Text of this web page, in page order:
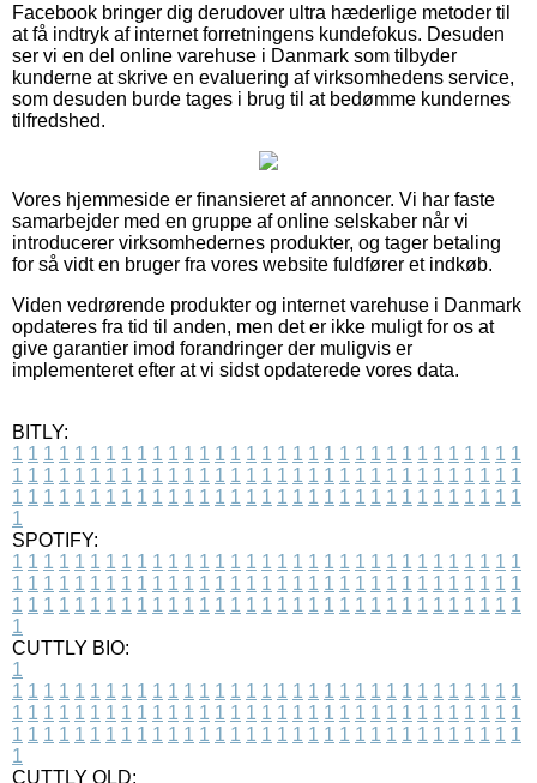
Facebook bringer dig derudover ultra hæderlige metoder til
at få indtryk af internet forretningens kundefokus. Desuden
ser vi en del online varehuse i Danmark som tilbyder
kunderne at skrive en evaluering af virksomhedens service,
som desuden burde tages i brug til at bedømme kundernes
tilfredshed.
Vores hjemmeside er finansieret af annoncer. Vi har faste
samarbejder med en gruppe af online selskaber når vi
introducerer virksomhedernes produkter, og tager betaling
for så vidt en bruger fra vores website fuldfører et indkøb.
Viden vedrørende produkter og internet varehuse i Danmark
opdateres fra tid til anden, men det er ikke muligt for os at
give garantier imod forandringer der muligvis er
implementeret efter at vi sidst opdaterede vores data.
BITLY:
1 1 1 1 1 1 1 1 1 1 1 1 1 1 1 1 1 1 1 1 1 1 1 1 1 1 1 1 1 1 1 1 1
1 1 1 1 1 1 1 1 1 1 1 1 1 1 1 1 1 1 1 1 1 1 1 1 1 1 1 1 1 1 1 1 1
1 1 1 1 1 1 1 1 1 1 1 1 1 1 1 1 1 1 1 1 1 1 1 1 1 1 1 1 1 1 1 1 1
1
SPOTIFY:
1 1 1 1 1 1 1 1 1 1 1 1 1 1 1 1 1 1 1 1 1 1 1 1 1 1 1 1 1 1 1 1 1
1 1 1 1 1 1 1 1 1 1 1 1 1 1 1 1 1 1 1 1 1 1 1 1 1 1 1 1 1 1 1 1 1
1 1 1 1 1 1 1 1 1 1 1 1 1 1 1 1 1 1 1 1 1 1 1 1 1 1 1 1 1 1 1 1 1
1
CUTTLY BIO:
1
1 1 1 1 1 1 1 1 1 1 1 1 1 1 1 1 1 1 1 1 1 1 1 1 1 1 1 1 1 1 1 1 1
1 1 1 1 1 1 1 1 1 1 1 1 1 1 1 1 1 1 1 1 1 1 1 1 1 1 1 1 1 1 1 1 1
1 1 1 1 1 1 1 1 1 1 1 1 1 1 1 1 1 1 1 1 1 1 1 1 1 1 1 1 1 1 1 1 1
1
CUTTLY OLD: